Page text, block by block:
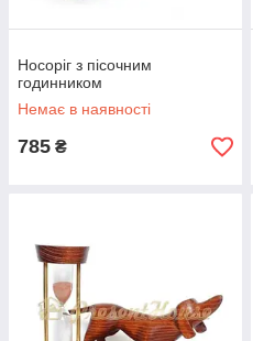
Носоріг з пісочним
годинником
Немає в наявності
785 ₴